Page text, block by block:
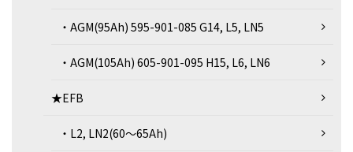
・AGM(95Ah) 595-901-085 G14, L5, LN5
・AGM(105Ah) 605-901-095 H15, L6, LN6
★EFB
・L2, LN2(60～65Ah)